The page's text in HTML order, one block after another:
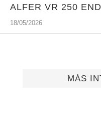
ALFER VR 250
18/05/2026
MÁS